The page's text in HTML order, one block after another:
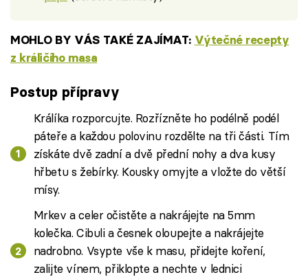
MOHLO BY VÁS TAKÉ ZAJÍMAT: Výtečné recepty
z králičího masa
Postup přípravy
Králíka rozporcujte. Rozřízněte ho podélně podél
páteře a každou polovinu rozdělte na tři části. Tím
získáte dvě zadní a dvě přední nohy a dva kusy
hřbetu s žebírky. Kousky omyjte a vložte do větší
mísy.
Mrkev a celer očistěte a nakrájejte na 5mm
kolečka. Cibuli a česnek oloupejte a nakrájejte
nadrobno. Vsypte vše k masu, přidejte koření,
zalijte vínem, přiklopte a nechte v lednici